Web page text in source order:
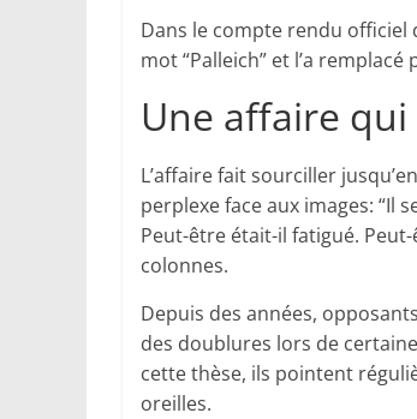
Dans le compte rendu officiel
mot “Palleich” et l’a
Une affaire qui
L’affaire fait sourciller
perplexe face aux images: “Il
Peut-être était-il fatigué.
colonnes.
Depuis des années,
des doublures lors de
cette thèse, ils pointent
oreilles.